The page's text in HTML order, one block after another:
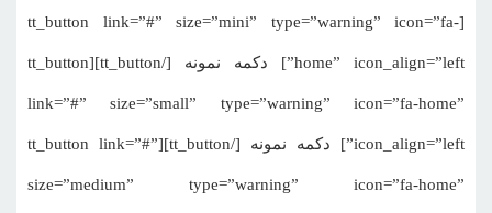
[tt_button link=”#” size=”mini” type=”warning” icon=”fa-
home” icon_align=”left”] دکمه نمونه [/tt_button][tt_button
link=”#” size=”small” type=”warning” icon=”fa-home”
icon_align=”left”] دکمه نمونه [/tt_button][tt_button link=”#”
size=”medium” type=”warning” icon=”fa-home”